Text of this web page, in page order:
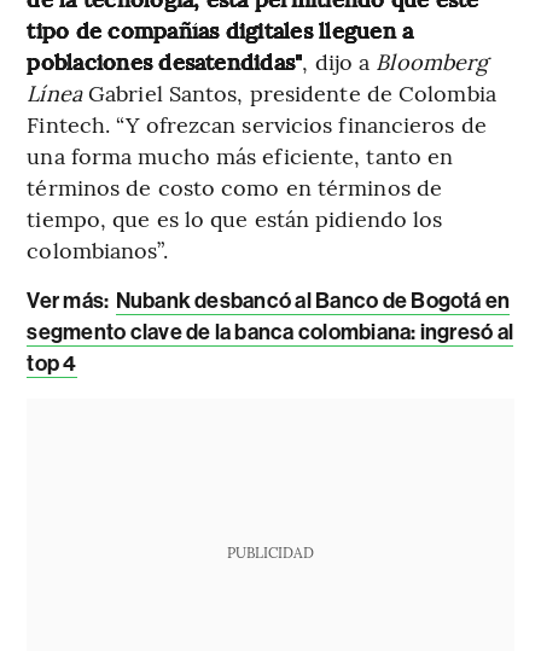
tipo de compañías digitales lleguen a
poblaciones desatendidas", dijo a Bloomberg
LíneaGabriel Santos, presidente de Colombia
Fintech. “Y ofrezcan servicios financieros de
una forma mucho más eficiente, tanto en
términos de costo como en términos de
tiempo, que es lo que están pidiendo los
colombianos”.
Ver más: Nubank desbancó al Banco de Bogotá en
segmento clave de la banca colombiana: ingresó al
top 4
PUBLICIDAD